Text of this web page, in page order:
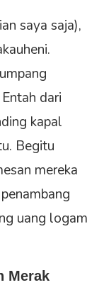
saya saja),
dari
kapal
Begitu
mereka
uang logam
Merak